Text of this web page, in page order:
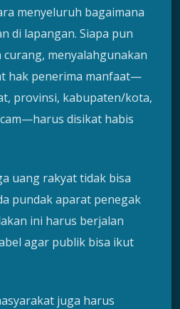
menyeluruh bagaimana
di lapangan. Siapa pun
menyalahgunakan
hak penerima manfaat—
provinsi, kabupaten/kota,
disikat habis
uang rakyat tidak bisa
pundak aparat penegak
ini harus berjalan
agar publik bisa ikut
juga harus